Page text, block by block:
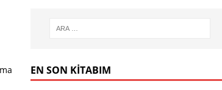
EN SON KITABIM